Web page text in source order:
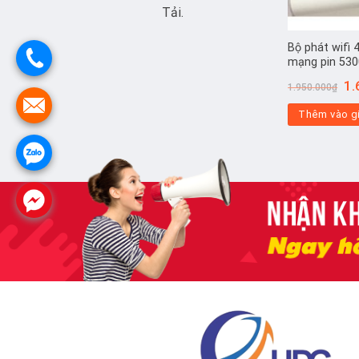
Tải.
Bộ phát wifi
mạng pin
1.950.000₫
Giá
là:
Thêm vào